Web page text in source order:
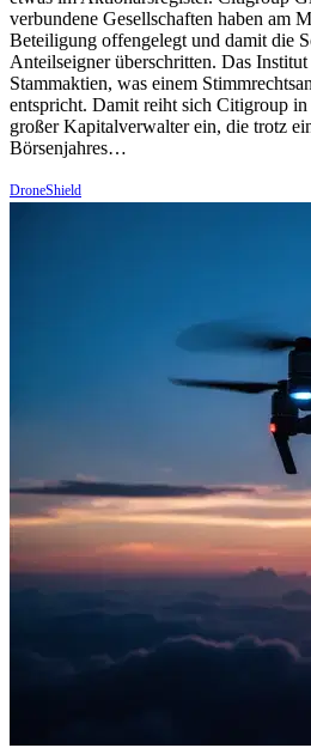
verbundene Gesellschaften haben am
Beteiligung offengelegt und damit die
Anteilseigner überschritten. Das
Stammaktien, was einem
entspricht. Damit reiht sich Citigroup in
großer Kapitalverwalter ein, die trotz
Börsenjahres…
DroneShield